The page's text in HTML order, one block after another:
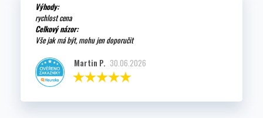
Výhody:
rychlost cena
Celkový názor:
Vše jak má být, mohu jen doporučit
Martin P. 30.06.2026